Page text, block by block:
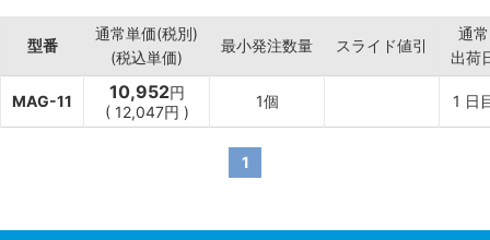
型番
通常単価(税別)
(税込単価)
最小発注数量 スライド値引
通常
出荷
MAG-11 10,952円
( 12,047円 )
1個 1 日
1